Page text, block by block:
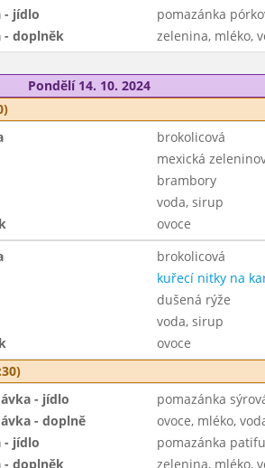
- jídlo
pomazánka
- doplněk
zelenina, mléko,
Pondělí 14. 10. 2024
brokolicová
mexická
brambory
voda, sirup
ovoce
brokolicová
kuřecí nitky na
dušená rýže
voda, sirup
ovoce
- jídlo
pomazánka
- doplně
ovoce, mléko,
- jídlo
pomazánka
- doplněk
zelenina, mléko,